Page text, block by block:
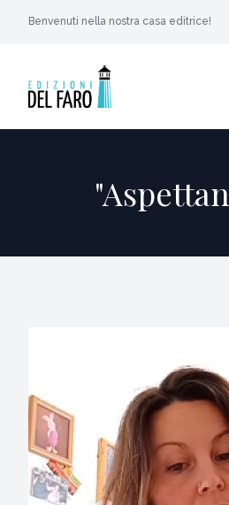
Benvenuti nella nostra casa editrice!